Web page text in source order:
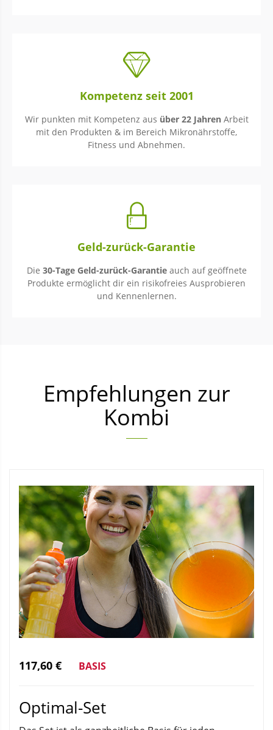
Kompetenz seit 2001
Wir punkten mit Kompetenz aus über 22 JahrenArbeit
mit den Produkten & im Bereich Mikronährstoffe,
Fitness und Abnehmen.
Geld-zurück-Garantie
Die 30-Tage Geld-zurück-Garantieauch auf geöffnete
Produkte ermöglicht dir ein risikofreies Ausprobieren
und Kennenlernen.
Empfehlungen zur
Kombi
117,60 € BASIS
Optimal-Set